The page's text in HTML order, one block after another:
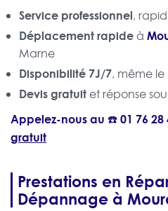
Service professionnel,
Déplacement rapideà
Marne
Disponibilité 7J/7, même
Devis gratuit et réponse
Appelez-nous au ☎️01 76 28
gratuit
Prestations en
Dépannage à